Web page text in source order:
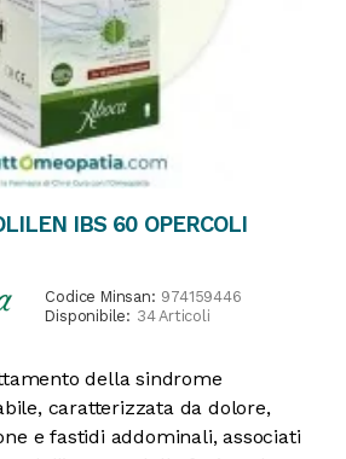
IBS 60 OPERCOLI
Codice Minsan: 974159446
Disponibile: 34 Articoli
della sindrome
caratterizzata da dolore,
e fastidi addominali, associati